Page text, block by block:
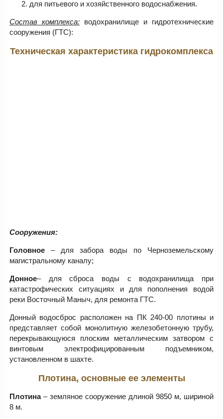
для питьевого и хозяйственного водоснабжения.
Состав комплекса: водохранилище и гидротехнические
сооружения (ГТС):
Техническая характеристика гидрокомплекса
Сооружения:
Головное – для забора воды по Черноземельскому
магистральному каналу;
Донное– для сброса воды с водохранилища при
катастрофических ситуациях и для пополнения водой
реки Восточный Маныч, для ремонта ГТС.
Донный водосброс расположен на ПК 240-00 плотины и
представляет собой монолитную железобетонную трубу,
перекрывающуюся плоским металлическим затвором с
винтовым электрофицированным подъемником,
установленном в шахте.
Плотина, основные ее элементы
Плотина– земляное сооружение длиной 9850 м, шириной
8 м.